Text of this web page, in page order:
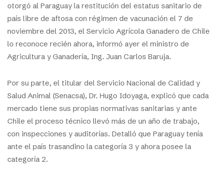
otorgó al Paraguay la restitución del estatus sanitario de
país libre de aftosa con régimen de vacunación el 7 de
noviembre del 2013, el Servicio Agrícola Ganadero de Chile
lo reconoce recién ahora, informó ayer el ministro de
Agricultura y Ganadería, Ing. Juan Carlos Baruja.
Por su parte, el titular del Servicio Nacional de Calidad y
Salud Animal (Senacsa), Dr. Hugo Idoyaga, explicó que cada
mercado tiene sus propias normativas sanitarias y ante
Chile el proceso técnico llevó más de un año de trabajo,
con inspecciones y auditorías. Detalló que Paraguay tenía
ante el país trasandino la categoría 3 y ahora posee la
categoría 2.